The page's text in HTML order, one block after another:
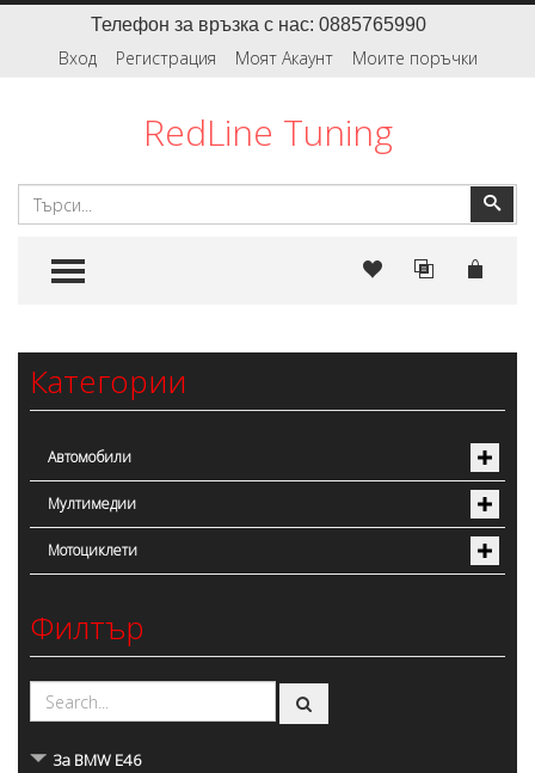
Телефон за връзка с нас: 0885765990
Вход Регистрация Моят Акаунт Моите поръчки
RedLine Tuning
TOGGLE MENU
Категории
Автомобили
Мултимедии
Мотоциклети
Филтър
За BMW E46